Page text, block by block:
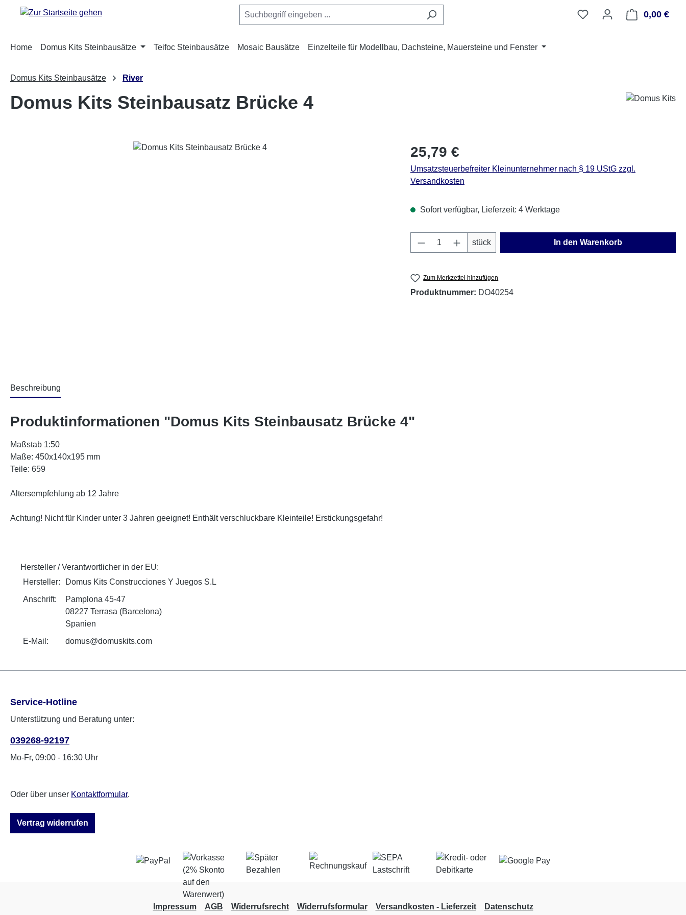
Hauptinhalt springen
Zur Suche springen
Zur Hauptnavigation springen 0,00 €
Home Domus Kits Steinbausätze Teifoc Steinbausätze Mosaic Bausätze Einzelteile für Modellbau, Dachsteine, Mauersteine und Fenster
Domus Kits Steinbausätze River
Domus Kits Steinbausatz Brücke 4
Regulärer Preis:
25,79 €
Umsatzsteuerbefreiter Kleinunternehmer nach § 19 UStG zzgl.
Versandkosten
Sofort verfügbar, Lieferzeit: 4 Werktage
Produkt Anzahl: Gib den gewünschten Wert ein
stück In den Warenkorb
Zum Merkzettel hinzufügen
Produktnummer: DO40254
Beschreibung
Produktinformationen "Domus Kits Steinbausatz Brücke 4"
Maßstab 1:50
Maße: 450x140x195 mm
Teile: 659
Altersempfehlung ab 12 Jahre
Achtung! Nicht für Kinder unter 3 Jahren geeignet! Enthält verschluckbare Kleinteile! Erstickungsgefahr!
Hersteller / Verantwortlicher in der EU:
Hersteller:
Domus Kits Construcciones Y Juegos S.L
Anschrift:
Pamplona 45-47
08227 Terrasa (Barcelona)
Spanien
E-Mail:
domus@domuskits.com
Service-Hotline
Unterstützung und Beratung unter:
039268-92197
Mo-Fr, 09:00 - 16:30 Uhr
Oder über unser Kontaktformular.
Vertrag widerrufen
Impressum AGB Widerrufsrecht Widerrufsformular Versandkosten - Lieferzeit Datenschutz